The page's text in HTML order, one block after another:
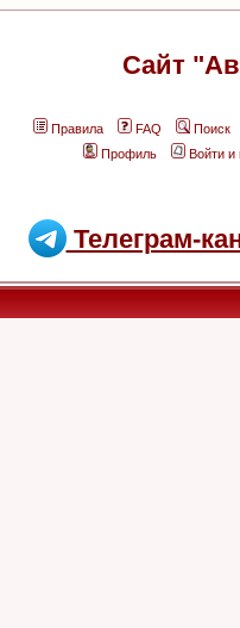
Сайт
Правила FAQ Поиск
Профиль
Войти и
Телеграм-